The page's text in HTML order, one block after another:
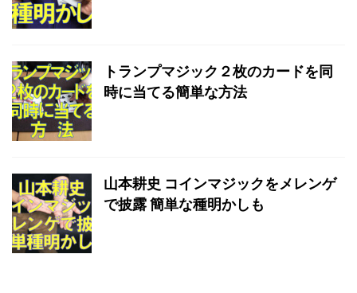
トランプマジック２枚のカードを同
時に当てる簡単な方法
山本耕史 コインマジックをメレンゲ
で披露 簡単な種明かしも